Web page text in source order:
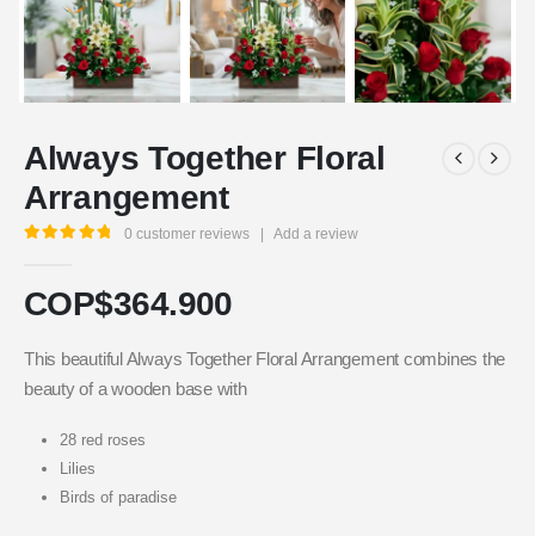
Always Together Floral
Arrangement
0 customer reviews Add a review
COP$364.900
This beautiful Always Together Floral Arrangement combines the
beauty of a wooden base with
28 red roses
Lilies
Birds of paradise